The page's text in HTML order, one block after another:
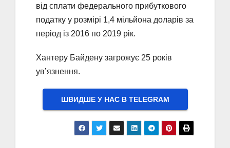
від сплати федерального прибуткового
податку у розмірі 1,4 мільйона доларів за
період із 2016 по 2019 рік.
Хантеру Байдену загрожує 25 років
ув’язнення.
ШВИДШЕ У НАС В ТELEGRAM